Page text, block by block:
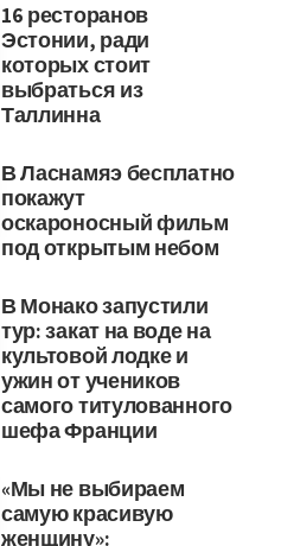
16 ресторанов
Эстонии, ради
которых стоит
выбраться из
Таллинна
В Ласнамяэ бесплатно
покажут
оскароносный фильм
под открытым небом
В Монако запустили
тур: закат на воде на
культовой лодке и
ужин от учеников
самого титулованного
шефа Франции
«Мы не выбираем
самую красивую
женщину»: